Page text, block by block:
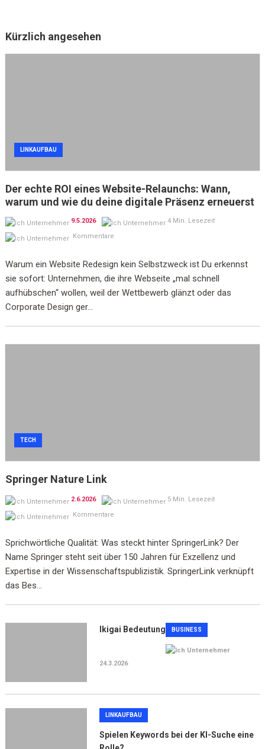
Kürzlich angesehen
LINKAUFBAU
Der echte ROI eines Website-Relaunchs: Wann,
warum und wie du deine digitale Präsenz erneuerst
9.5.2026
4 Min. Lesezeit
Kommentare
Warum ein Website Redesign kein Selbstzweck ist Du erkennst
sie sofort: Unternehmen, die ihre Webseite „mal schnell
aufhübschen“ wollen, weil der Wettbewerb glänzt oder das
Corporate Design ger...
TECH
Springer Nature Link
2.6.2026
5 Min. Lesezeit
Kommentare
Sprichwörtliche Qualität: Was steckt hinter SpringerLink? Der
Name Springer steht seit über 150 Jahren für Exzellenz und
Expertise in der Wissenschaftspublizistik. SpringerLink verknüpft
das Bes...
BUSINESS
Ikigai Bedeutung
24.3.2026
LINKAUFBAU
Spielen Keywords bei der KI-Suche eine